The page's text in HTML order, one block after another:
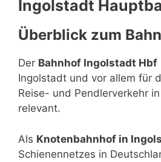
Ingolstadt
Überblick zum
Der Bahnhof Ingolstadt Hbf
Ingolstadt und vor allem für
Reise- und Pendlerverkehr
relevant.
Als Knotenbahnhof in
Schienennetzes in